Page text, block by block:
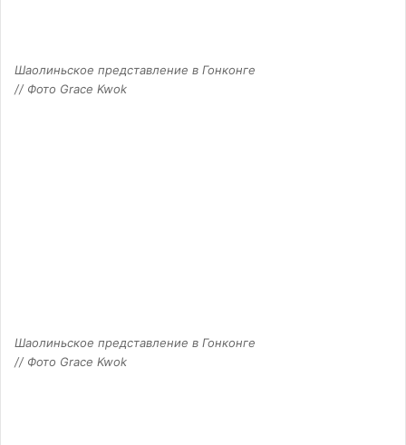
Шаолиньское представление в Гонконге
// Фото Grace Kwok
Шаолиньское представление в Гонконге
// Фото Grace Kwok